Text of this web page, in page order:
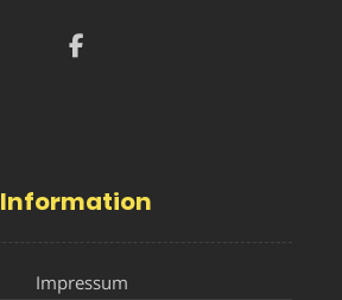
Information
Impressum